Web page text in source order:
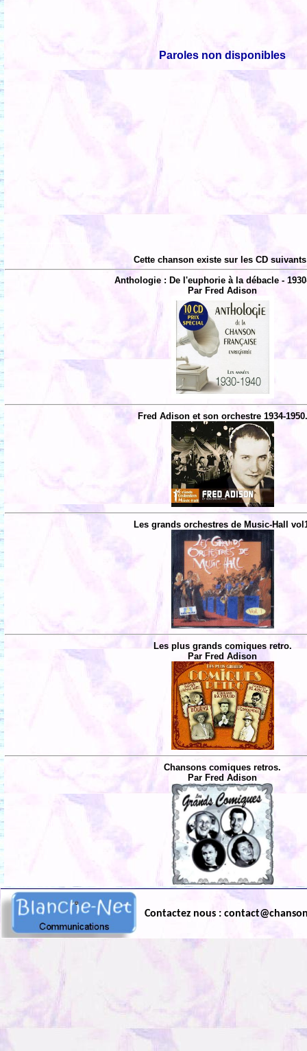
Paroles non disponibles
Cette chanson existe sur les CD
Anthologie : De l'euphorie à la débacle -
Par Fred Adison
Fred Adison et son orchestre 1934-1950.
Les grands orchestres de Music-Hall
Les plus grands comiques retro.
Par Fred Adison
Chansons comiques retros.
Par Fred Adison
Contactez nous :